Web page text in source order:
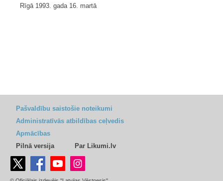
Rīgā 1993. gada 16. martā
Pašvaldību saistošie noteikumi
Administratīvās atbildības ceļvedis
Apmācības
Pilnā versija
Par Likumi.lv